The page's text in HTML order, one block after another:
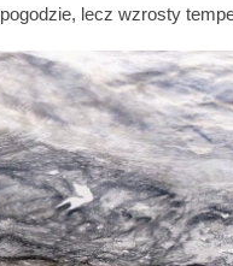
pogodzie, lecz wzrosty